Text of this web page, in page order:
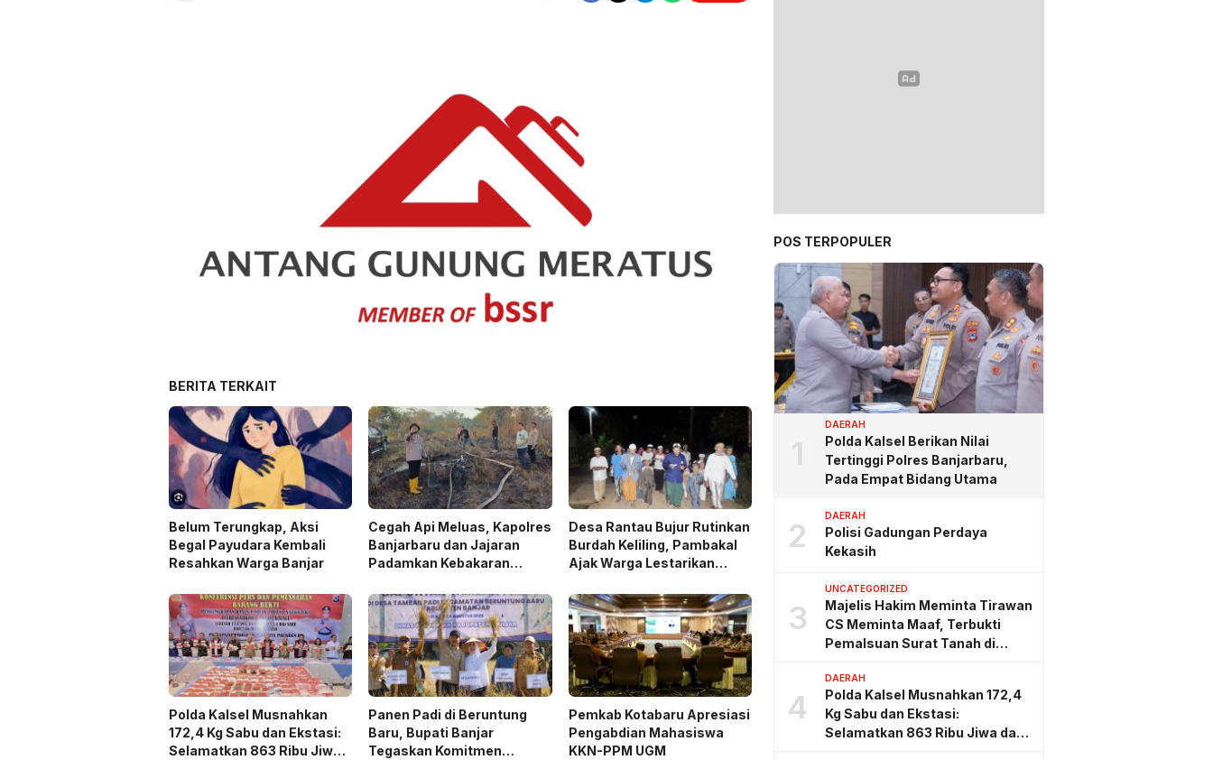
BERITA TERKAIT
Belum Terungkap, Aksi
Begal Payudara Kembali
Resahkan Warga Banjar
Cegah Api Meluas, Kapolres
Banjarbaru dan Jajaran
Padamkan Kebakaran
Desa Rantau Bujur Rutinkan
Burdah Keliling, Pambakal
Ajak Warga Lestarikan
Polda Kalsel Musnahkan
172,4 Kg Sabu dan Ekstasi:
Selamatkan 863 Ribu Jiwa
Panen Padi di Beruntung
Baru, Bupati Banjar
Tegaskan Komitmen
Pemkab Kotabaru Apresiasi
Pengabdian Mahasiswa
KKN-PPM UGM
POS TERPOPULER
1
DAERAH
Polda Kalsel Berikan Nilai
Tertinggi Polres Banjarbaru,
Pada Empat Bidang Utama
2
DAERAH
Polisi Gadungan Perdaya
Kekasih
3
UNCATEGORIZED
Majelis Hakim Meminta Tirawan
CS Meminta Maaf, Terbukti
Pemalsuan Surat Tanah di
4
DAERAH
Polda Kalsel Musnahkan 172,4
Kg Sabu dan Ekstasi:
Selamatkan 863 Ribu Jiwa dan